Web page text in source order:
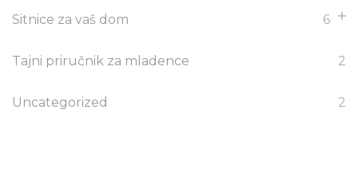
Sitnice za vaš dom 6
Tajni priručnik za mladence 2
Uncategorized 2